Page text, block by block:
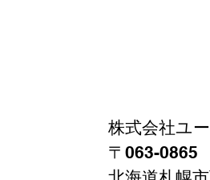
株式会社ユ
〒063-